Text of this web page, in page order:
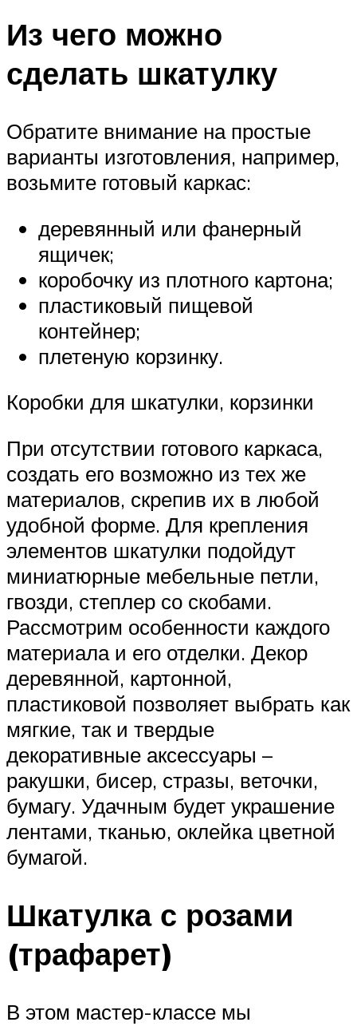
Из чего можно
сделать шкатулку
Обратите внимание на простые
варианты изготовления, например,
возьмите готовый каркас:
деревянный или фанерный
ящичек;
коробочку из плотного картона;
пластиковый пищевой
контейнер;
плетеную корзинку.
Коробки для шкатулки, корзинки
При отсутствии готового каркаса,
создать его возможно из тех же
материалов, скрепив их в любой
удобной форме. Для крепления
элементов шкатулки подойдут
миниатюрные мебельные петли,
гвозди, степлер со скобами.
Рассмотрим особенности каждого
материала и его отделки. Декор
деревянной, картонной,
пластиковой позволяет выбрать как
мягкие, так и твердые
декоративные аксессуары –
ракушки, бисер, стразы, веточки,
бумагу. Удачным будет украшение
лентами, тканью, оклейка цветной
бумагой.
Шкатулка с розами
(трафарет)
В этом мастер-классе мы